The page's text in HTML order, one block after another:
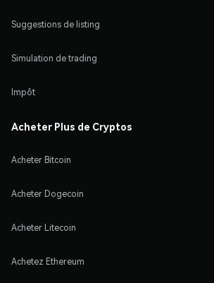
Suggestions de listing
Simulation de trading
Impôt
Acheter Plus de Cryptos
Acheter Bitcoin
Acheter Dogecoin
Acheter Litecoin
Achetez Ethereum